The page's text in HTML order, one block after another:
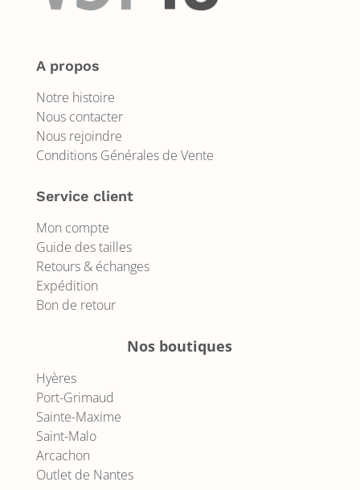
A propos
Notre histoire
Nous contacter
Nous rejoindre
Conditions Générales de Vente
Service client
Mon compte
Guide des tailles
Retours & échanges
Expédition
Bon de retour
Nos boutiques
Hyères
Port-Grimaud
Sainte-Maxime
Saint-Malo
Arcachon
Outlet de Nantes